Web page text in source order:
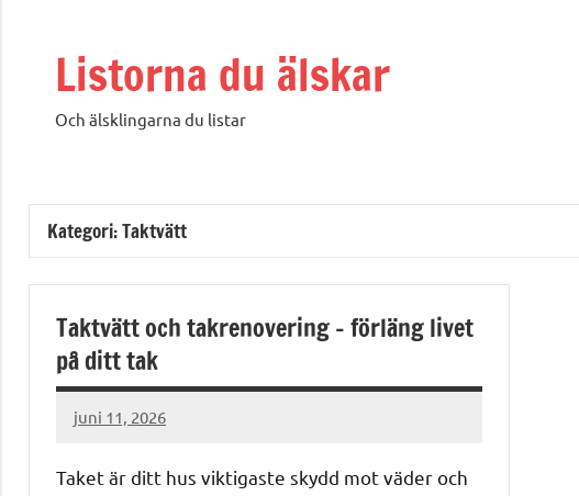
Listorna du älskar
Och älsklingarna du listar
Kategori:Taktvätt
Taktvätt och takrenovering – förläng livet
på ditt tak
juni 11, 2026
admin
Taket är ditt hus viktigaste skydd mot väder och